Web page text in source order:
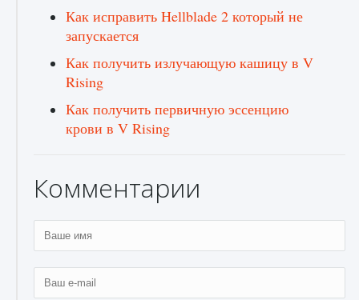
Как исправить Hellblade 2 который не
запускается
Как получить излучающую кашицу в V
Rising
Как получить первичную эссенцию
крови в V Rising
Комментарии